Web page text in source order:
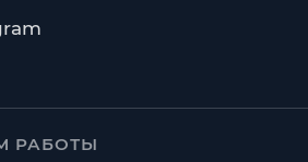
РАБОТЫ